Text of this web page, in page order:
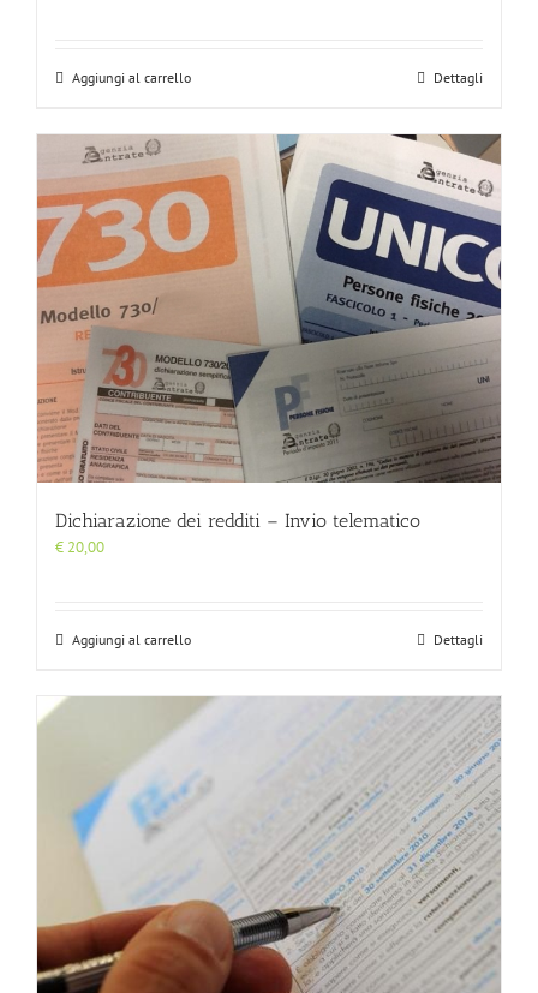
Aggiungi al carrello Dettagli
Dichiarazione dei redditi – Invio telematico
€ 20,00
Aggiungi al carrello Dettagli